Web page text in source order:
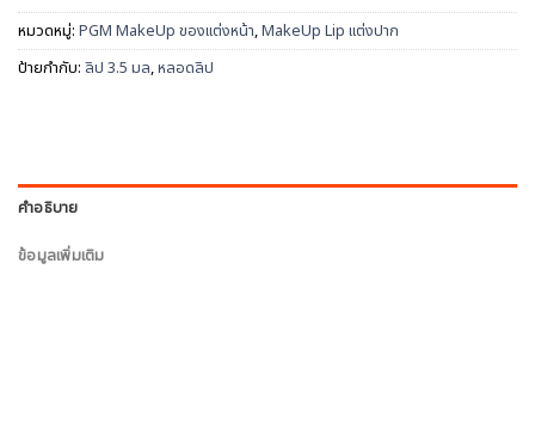
หมวดหมู่: PGM MakeUp ของแต่งหน้า,MakeUp Lip แต่งปาก
ป้ายกำกับ: ลิป 3.5 มล,หลอดลิป
คำอธิบาย
ข้อมูลเพิ่มเติม